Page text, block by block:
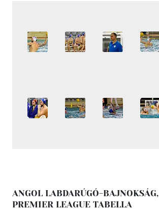
ANGOL LABDARÚGÓ-BAJNOKSÁG,
PREMIER LEAGUE TABELLA